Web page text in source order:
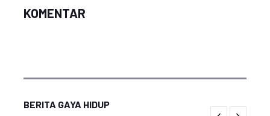
KOMENTAR
BERITA GAYA HIDUP